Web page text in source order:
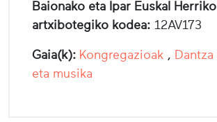
Baionako eta Ipar Euskal Herriko
artxibotegiko kodea: 12AV173
Gaia(k): Kongregazioak , Dantza
eta musika